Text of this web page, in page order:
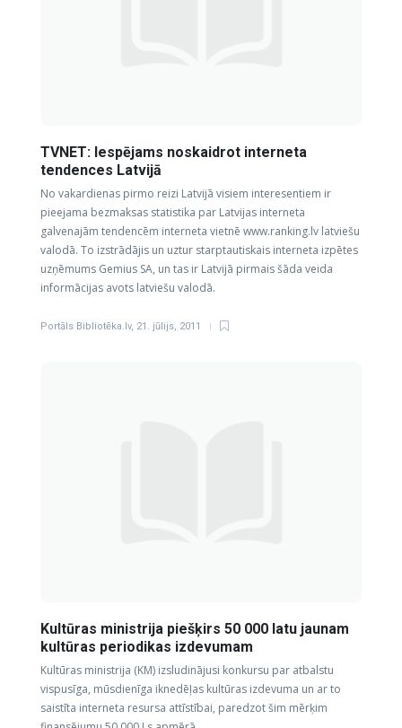
TVNET: Iespējams noskaidrot interneta
tendences Latvijā
No vakardienas pirmo reizi Latvijā visiem interesentiem ir
pieejama bezmaksas statistika par Latvijas interneta
galvenajām tendencēm interneta vietnē www.ranking.lv latviešu
valodā. To izstrādājis un uztur starptautiskais interneta izpētes
uzņēmums Gemius SA, un tas ir Latvijā pirmais šāda veida
informācijas avots latviešu valodā.
Portāls Bibliotēka.lv, 21. jūlijs, 2011
Kultūras ministrija piešķirs 50 000 latu jaunam
kultūras periodikas izdevumam
Kultūras ministrija (KM) izsludinājusi konkursu par atbalstu
vispusīga, mūsdienīga iknedēļas kultūras izdevuma un ar to
saistīta interneta resursa attīstībai, paredzot šim mērķim